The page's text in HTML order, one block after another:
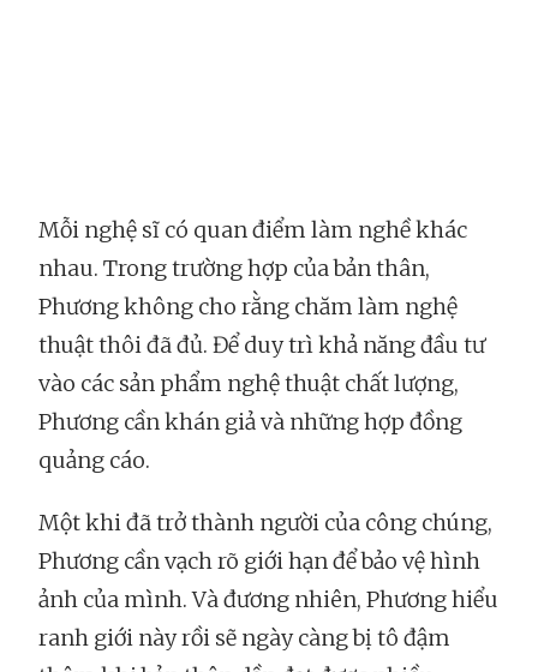
Mỗi nghệ sĩ có quan điểm làm nghề khác
nhau. Trong trường hợp của bản thân,
Phương không cho rằng chăm làm nghệ
thuật thôi đã đủ. Để duy trì khả năng đầu tư
vào các sản phẩm nghệ thuật chất lượng,
Phương cần khán giả và những hợp đồng
quảng cáo.
Một khi đã trở thành người của công chúng,
Phương cần vạch rõ giới hạn để bảo vệ hình
ảnh của mình. Và đương nhiên, Phương hiểu
ranh giới này rồi sẽ ngày càng bị tô đậm